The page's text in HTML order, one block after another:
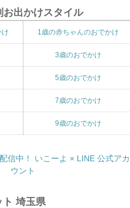
出かけスタイル
1歳の赤ちゃんのおでかけ
3歳のおでかけ
5歳のおでかけ
7歳のおでかけ
9歳のおでかけ
ト 埼玉県